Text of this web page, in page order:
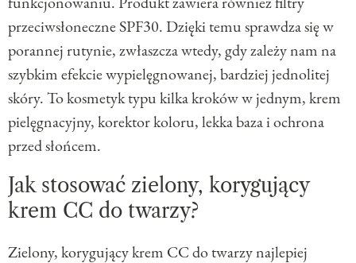
przeciwsłoneczne SPF30. Dzięki temu sprawdza się w
porannej rutynie, zwłaszcza wtedy, gdy zależy nam na
szybkim efekcie wypielęgnowanej, bardziej jednolitej
skóry. To kosmetyk typu kilka kroków w jednym, krem
pielęgnacyjny, korektor koloru, lekka baza i ochrona
przed słońcem.
Jak stosować zielony, korygujący
krem CC do twarzy?
Zielony, korygujący krem CC do twarzy najlepiej